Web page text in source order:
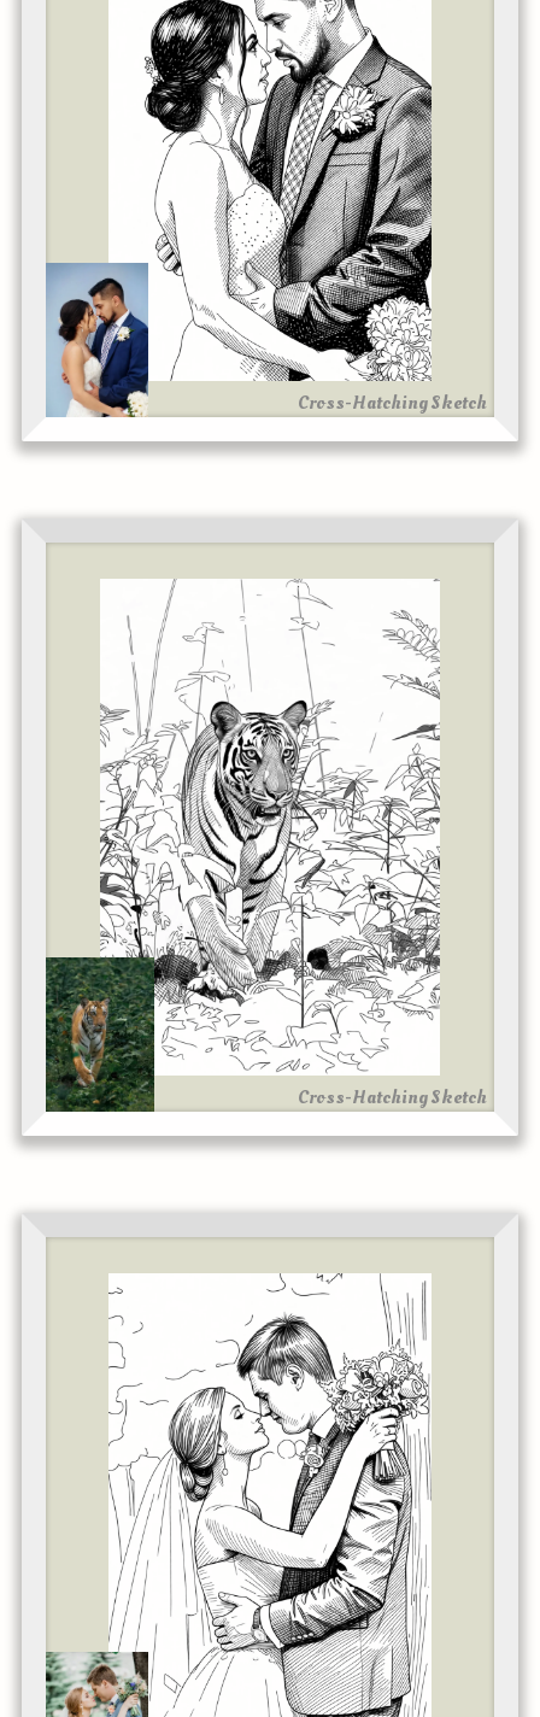
Cross-Hatching Sketch
Cross-Hatching Sketch